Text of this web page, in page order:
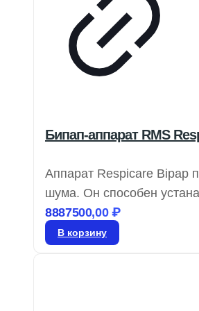
Бипап-аппарат RMS
Аппарат Respicare Bipap
шума. Он способен
выбором для тех, кто
преимуществ, включая
8887500,00₽
В корзину